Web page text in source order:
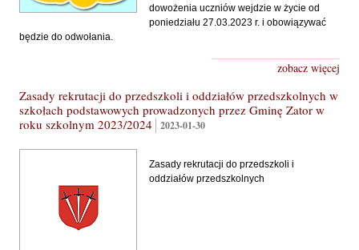
dowożenia uczniów wejdzie w życie od
poniedziału 27.03.2023 r. i obowiązywać
będzie do odwołania.
zobacz więcej
Zasady rekrutacji do przedszkoli i oddziałów przedszkolnych w
szkołach podstawowych prowadzonych przez Gminę Zator w
roku szkolnym 2023/2024
2023-01-30
Zasady rekrutacji do przedszkoli i
oddziałów przedszkolnych